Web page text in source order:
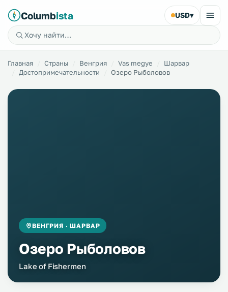
Columbista USD▾
Главная Страны Венгрия Vas megye
Шарвар
Достопримечательности
Озеро Рыболовов
ВЕНГРИЯ · ШАРВАР
Озеро Рыболовов
Lake of Fishermen